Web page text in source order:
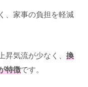
、家事の負担を軽減
気流が少なく、 換
特徴です。